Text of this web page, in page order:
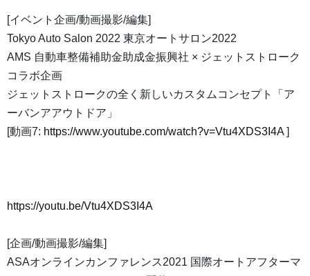
[イベント企画/動画撮影/編集]
Tokyo Auto Salon 2022 東京オートサロン2022
AMS 自動車整備補助金助成金振興社 × ジェットストローク
コラボ企画
ジェットストロークの全く新しいカスタムコンセプト「ア
ーバンアアウトドア」
[動画7: https://www.youtube.com/watch?v=Vtu4XDS3I4A]
https://youtu.be/Vtu4XDS3I4A
[企画/動画撮影/編集]
ASAオンラインカンファレンス2021 国際オートアフターマ